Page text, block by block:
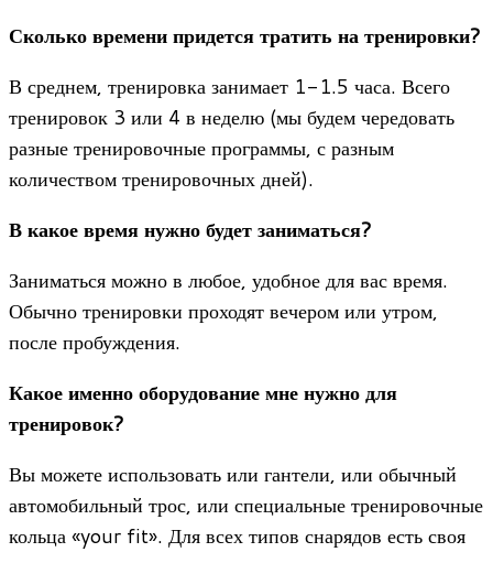
Сколько времени придется тратить на тренировки?
В среднем, тренировка занимает 1-1.5 часа. Всего
тренировок 3 или 4 в неделю (мы будем чередовать
разные тренировочные программы, с разным
количеством тренировочных дней).
В какое время нужно будет заниматься?
Заниматься можно в любое, удобное для вас время.
Обычно тренировки проходят вечером или утром,
после пробуждения.
Какое именно оборудование мне нужно для
тренировок?
Вы можете использовать или гантели, или обычный
автомобильный трос, или специальные тренировочные
кольца «your fit». Для всех типов снарядов есть своя